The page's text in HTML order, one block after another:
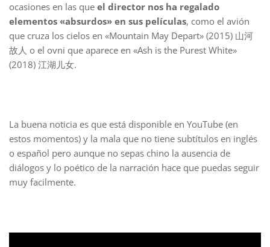
ocasiones en las que el director nos ha regalado
elementos «absurdos» en sus películas, como el avión
que cruza los cielos en «Mountain May Depart» (2015) 山河
故人 o el ovni que aparece en «Ash is the Purest White»
(2018) 江湖儿女.
La buena noticia es que está disponible en YouTube (en
estos momentos) y la mala que no tiene subtítulos en inglés
o español pero aunque no sepas chino la ausencia de
diálogos y lo poético de la narración hace que puedas seguir
muy facilmente.